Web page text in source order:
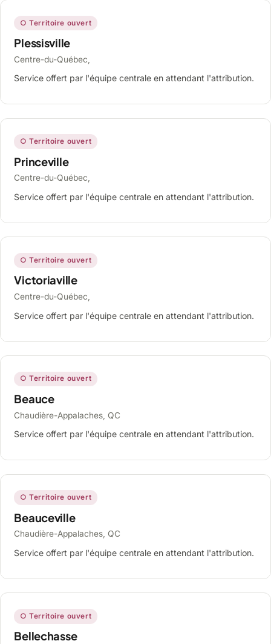
○ Territoire ouvert
Plessisville
Centre-du-Québec,
Service offert par l'équipe centrale en attendant l'attribution.
○ Territoire ouvert
Princeville
Centre-du-Québec,
Service offert par l'équipe centrale en attendant l'attribution.
○ Territoire ouvert
Victoriaville
Centre-du-Québec,
Service offert par l'équipe centrale en attendant l'attribution.
○ Territoire ouvert
Beauce
Chaudière-Appalaches, QC
Service offert par l'équipe centrale en attendant l'attribution.
○ Territoire ouvert
Beauceville
Chaudière-Appalaches, QC
Service offert par l'équipe centrale en attendant l'attribution.
○ Territoire ouvert
Bellechasse